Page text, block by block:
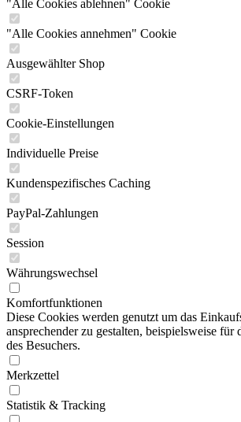
"Alle Cookies ablehnen" Cookie
"Alle Cookies annehmen" Cookie
Ausgewählter Shop
CSRF-Token
Cookie-Einstellungen
Individuelle Preise
Kundenspezifisches Caching
PayPal-Zahlungen
Session
Währungswechsel
Komfortfunktionen
Diese Cookies werden genutzt um das
ansprechender zu gestalten, beispielsweise für
des Besuchers.
Merkzettel
Statistik & Tracking